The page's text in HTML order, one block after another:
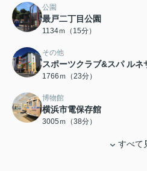
公園
最戸二丁目公園
1134ｍ（15分）
その他
スポーツクラブ&スパ ルネ
1766ｍ（23分）
博物館
横浜市電保存館
3005ｍ（38分）
すべて